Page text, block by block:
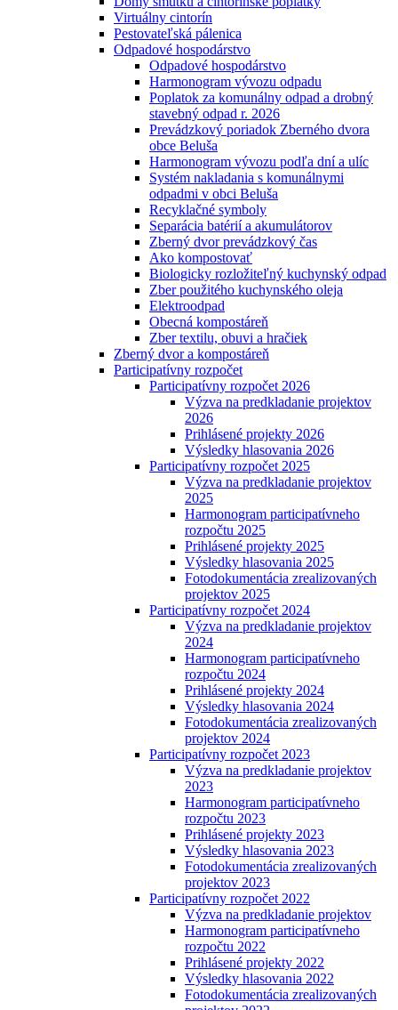
Virtuálny cintorín
Pestovateľská pálenica
Odpadové hospodárstvo
Odpadové hospodárstvo
Harmonogram vývozu odpadu
Poplatok za komunálny odpad a drobný
stavebný odpad r. 2026
Prevádzkový poriadok Zberného dvora
obce Beluša
Harmonogram vývozu podľa dní a ulíc
Systém nakladania s komunálnymi
odpadmi v obci Beluša
Recyklačné symboly
Separácia batérií a akumulátorov
Zberný dvor prevádzkový čas
Ako kompostovať
Biologicky rozložiteľný kuchynský odpad
Zber použitého kuchynského oleja
Elektroodpad
Obecná kompostáreň
Zber textilu, obuvi a hračiek
Zberný dvor a kompostáreň
Participatívny rozpočet
Participatívny rozpočet 2026
Výzva na predkladanie projektov
2026
Prihlásené projekty 2026
Výsledky hlasovania 2026
Participatívny rozpočet 2025
Výzva na predkladanie projektov
2025
Harmonogram participatívneho
rozpočtu 2025
Prihlásené projekty 2025
Výsledky hlasovania 2025
Fotodokumentácia zrealizovaných
projektov 2025
Participatívny rozpočet 2024
Výzva na predkladanie projektov
2024
Harmonogram participatívneho
rozpočtu 2024
Prihlásené projekty 2024
Výsledky hlasovania 2024
Fotodokumentácia zrealizovaných
projektov 2024
Participatívny rozpočet 2023
Výzva na predkladanie projektov
2023
Harmonogram participatívneho
rozpočtu 2023
Prihlásené projekty 2023
Výsledky hlasovania 2023
Fotodokumentácia zrealizovaných
projektov 2023
Participatívny rozpočet 2022
Výzva na predkladanie projektov
Harmonogram participatívneho
rozpočtu 2022
Prihlásené projekty 2022
Výsledky hlasovania 2022
Fotodokumentácia zrealizovaných